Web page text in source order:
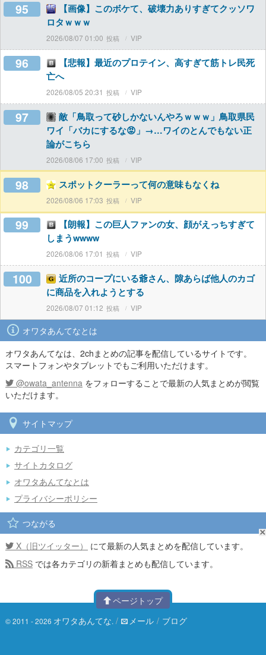
95
【画像】このボケて、破壊力ありすぎてクッソワ
ロタｗｗｗ
2026/08/07 01:00 VIP
96
【悲報】最近のプロテイン、高すぎて筋トレ民死
亡へ
2026/08/05 20:31 VIP
97
敵「鳥取って砂しかないんやろｗｗｗ」鳥取県民
ワイ「バカにするな😡」→…ワイのとんでもない正
論がこちら
2026/08/06 17:00 VIP
98 スポットクーラーって何の意味もなくね
2026/08/06 17:03 VIP
99
【朗報】この巨人ファンの女、顔がえっちすぎて
しまうwwww
2026/08/06 17:01 VIP
100
近所のコープにいる爺さん、隙あらば他人のカゴ
に商品を入れようとする
2026/08/07 01:12 VIP
オワタあんてなとは
オワタあんてなは、2chまとめの記事を配信しているサイトです。
スマートフォンやタブレットでもご利用いただけます。
@owata_antenna をフォローすることで最新の人気まとめが閲覧
いただけます。
サイトマップ
カテゴリ一覧
サイトカタログ
オワタあんてなとは
プライバシーポリシー
つながる
X（旧ツイッター）
にて最新の人気まとめを配信しています。
RSS では各カテゴリの新着まとめも配信しています。
ページトップ
© 2011 - 2026 オワタあんてな. / メール / ブログ